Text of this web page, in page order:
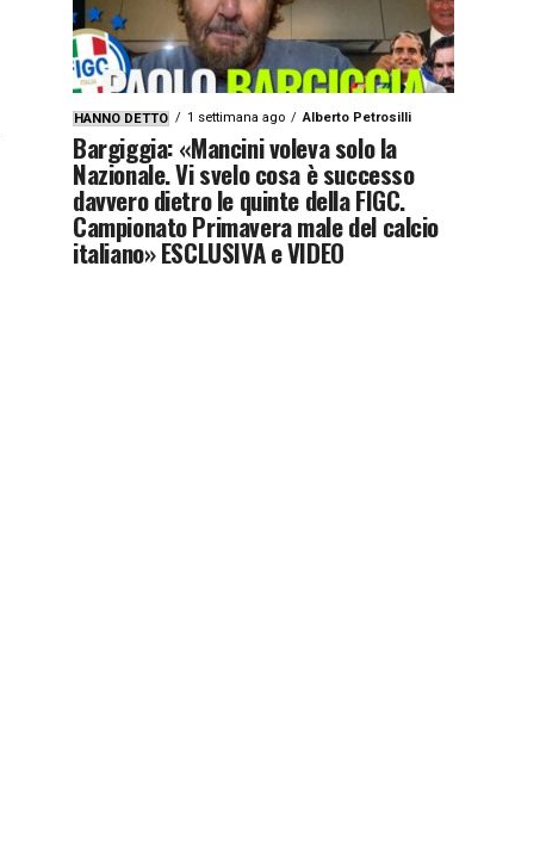
HANNO DETTO 1 settimana ago Alberto Petrosilli
Bargiggia: «Mancini voleva solo la
Nazionale. Vi svelo cosa è successo
davvero dietro le quinte della FIGC.
Campionato Primavera male del calcio
italiano» ESCLUSIVA e VIDEO